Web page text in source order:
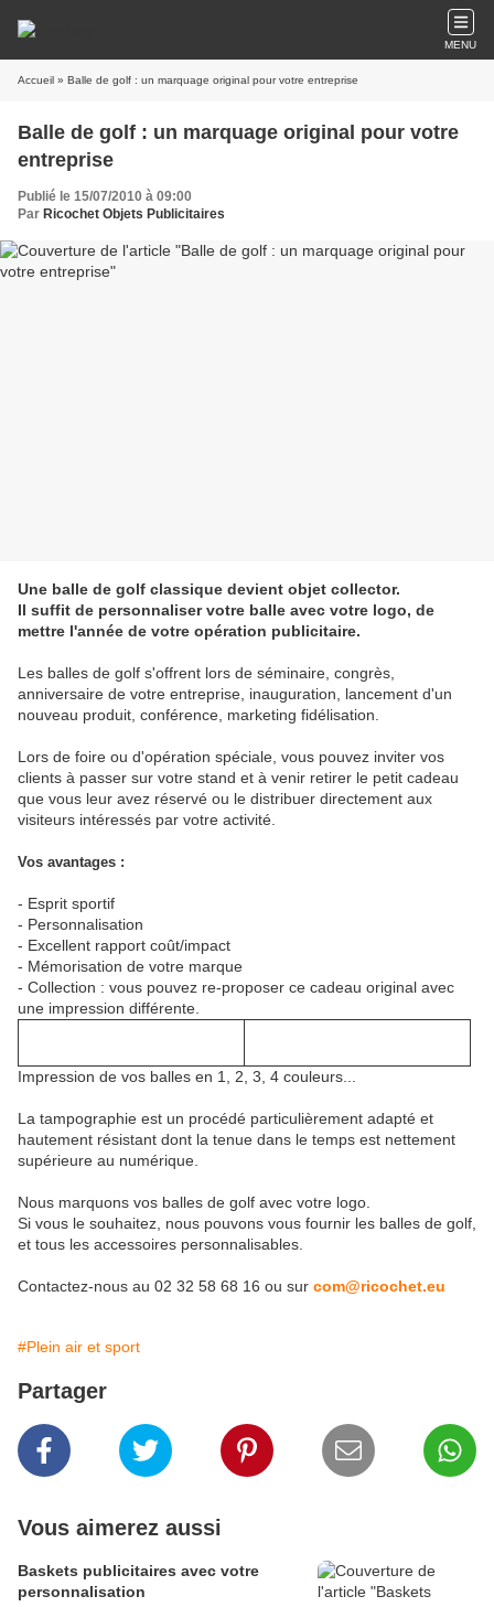
MENU
Accueil » Balle de golf : un marquage original pour votre entreprise
Balle de golf : un marquage original pour votre
entreprise
Publié le 15/07/2010 à 09:00
Par Ricochet Objets Publicitaires
Une balle de golf classique devient objet collector.
Il suffit de personnaliser votre balle avec votre logo, de
mettre l'année de votre opération publicitaire.
Les balles de golf s'offrent lors de séminaire, congrès,
anniversaire de votre entreprise, inauguration, lancement d'un
nouveau produit, conférence, marketing fidélisation.
Lors de foire ou d'opération spéciale, vous pouvez inviter vos
clients à passer sur votre stand et à venir retirer le petit cadeau
que vous leur avez réservé ou le distribuer directement aux
visiteurs intéressés par votre activité.
Vos avantages :
- Esprit sportif
- Personnalisation
- Excellent rapport coût/impact
- Mémorisation de votre marque
- Collection : vous pouvez re-proposer ce cadeau original avec
une impression différente.
Impression de vos balles en 1, 2, 3, 4 couleurs...
La tampographie est un procédé particulièrement adapté et
hautement résistant dont la tenue dans le temps est nettement
supérieure au numérique.
Nous marquons vos balles de golf avec votre logo.
Si vous le souhaitez, nous pouvons vous fournir les balles de golf,
et tous les accessoires personnalisables.
Contactez-nous au 02 32 58 68 16 ou sur com@ricochet.eu
#Plein air et sport
Partager
Vous aimerez aussi
Baskets publicitaires avec votre
personnalisation